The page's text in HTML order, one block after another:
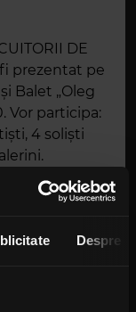
Despre
DE
fi prezentat pe
Balet „Oleg
Vor participa:
4 soliști
„ROCK' N
„Oleg